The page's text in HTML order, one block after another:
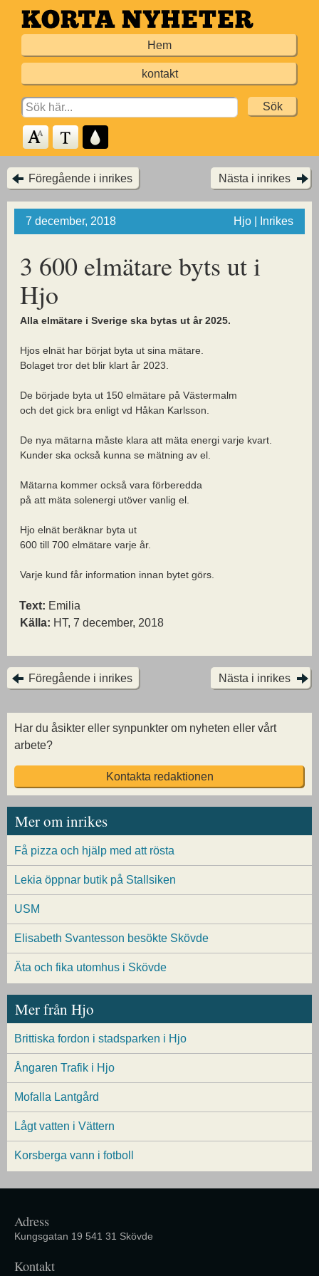
Hoppa
till
Hem
kontakt
Search
for:
Föregående i inrikes Nästa i inrikes
7 december, 2018 Hjo | Inrikes
3 600 elmätare byts ut i
Hjo
Alla elmätare i Sverige ska bytas ut år 2025.
Hjos elnät har börjat byta ut sina mätare.
Bolaget tror det blir klart år 2023.
De började byta ut 150 elmätare på Västermalm
och det gick bra enligt vd Håkan Karlsson.
De nya mätarna måste klara att mäta energi varje kvart.
Kunder ska också kunna se mätning av el.
Mätarna kommer också vara förberedda
på att mäta solenergi utöver vanlig el.
Hjo elnät beräknar byta ut
600 till 700 elmätare varje år.
Varje kund får information innan bytet görs.
Text: Emilia
Källa: HT, 7 december, 2018
Föregående i inrikes Nästa i inrikes
Har du åsikter eller synpunkter om nyheten eller vårt
arbete?
Kontakta redaktionen
Mer om inrikes
Få pizza och hjälp med att rösta
Lekia öppnar butik på Stallsiken
USM
Elisabeth Svantesson besökte Skövde
Äta och fika utomhus i Skövde
Mer från Hjo
Brittiska fordon i stadsparken i Hjo
Ångaren Trafik i Hjo
Mofalla Lantgård
Lågt vatten i Vättern
Korsberga vann i fotboll
Adress
Kungsgatan 19 541 31 Skövde
Kontakt